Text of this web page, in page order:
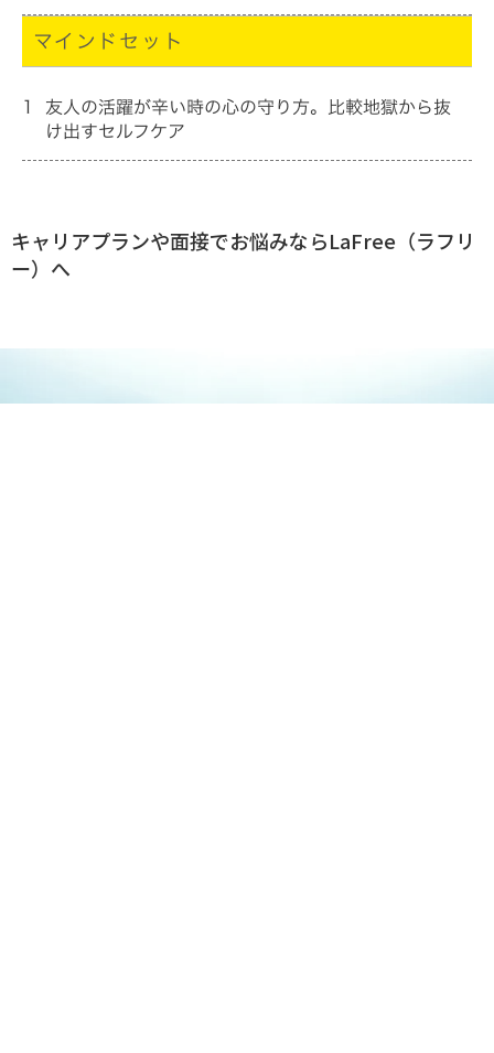
マインドセット
1
友人の活躍が辛い時の心の守り方。比較地獄から抜
け出すセルフケア
キャリアプランや面接でお悩みならLaFree（ラフリ
ー）へ